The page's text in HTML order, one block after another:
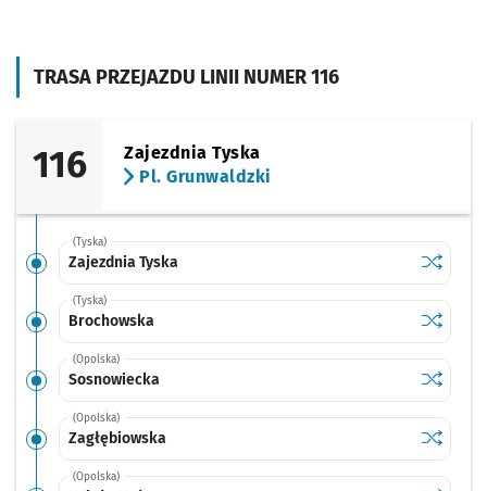
TRASA PRZEJAZDU LINII NUMER 116
116
Zajezdnia Tyska
Pl. Grunwaldzki
(Tyska)
Zajezdnia Tyska Sprawdź
(Tyska)
Brochowska Sprawdź
(Opolska)
Sosnowiecka Sprawdź
(Opolska)
Zagłębiowska Sprawdź
(Opolska)